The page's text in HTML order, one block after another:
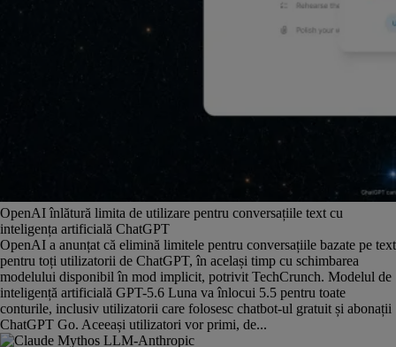
OpenAI înlătură limita de utilizare pentru conversațiile text cu
inteligența artificială ChatGPT
OpenAI a anunțat că elimină limitele pentru conversațiile bazate pe text
pentru toți utilizatorii de ChatGPT, în același timp cu schimbarea
modelului disponibil în mod implicit, potrivit TechCrunch. Modelul de
inteligență artificială GPT-5.6 Luna va înlocui 5.5 pentru toate
conturile, inclusiv utilizatorii care folosesc chatbot-ul gratuit și abonații
ChatGPT Go. Aceeași utilizatori vor primi, de...